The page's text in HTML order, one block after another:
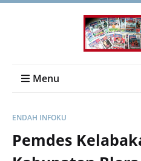
Menu
ENDAH INFOKU
Pemdes